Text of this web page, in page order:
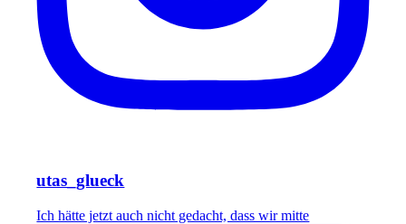
utas_glueck
Ich hätte jetzt auch nicht gedacht, dass wir mitte